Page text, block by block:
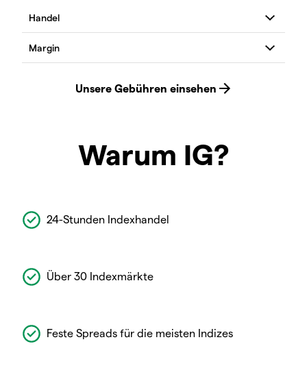
Warum IG?
24-Stunden Indexhandel
Über 30 Indexmärkte
Feste Spreads für die meisten Indizes